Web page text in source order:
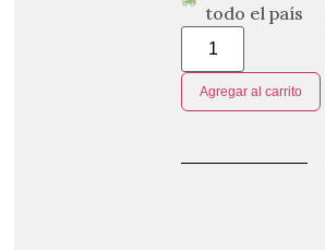
todo el país
Agregar al carrito